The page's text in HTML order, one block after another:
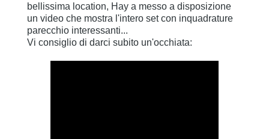
bellissima location, Hay a messo a disposizione
un video che mostra l'intero set con inquadrature
parecchio interessanti...
Vi consiglio di darci subito un'occhiata: